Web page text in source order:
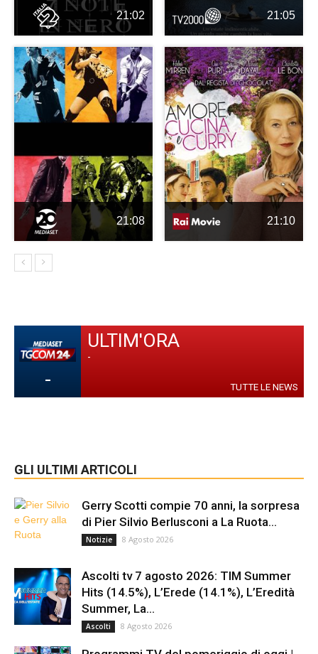
21:02 21:05
21:08 21:10
-
ULTIM'ORA
-
TUTTE LE NEWS
GLI ULTIMI ARTICOLI
Gerry Scotti compie 70 anni, la sorpresa
di Pier Silvio Berlusconi a La Ruota...
Notizie 8 Agosto 2026
Ascolti tv 7 agosto 2026: TIM Summer
Hits (14.5%), L’Erede (14.1%), L’Eredità
Summer, La...
Ascolti 8 Agosto 2026